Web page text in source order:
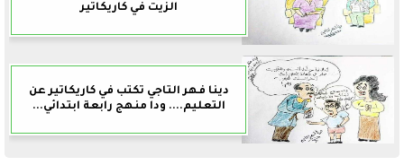
الزيت في كاريكاتير
دينا فهر التاجي تكتب في كاريكاتير عن
التعليم.... ودا منهج رابعة ابتدائي...